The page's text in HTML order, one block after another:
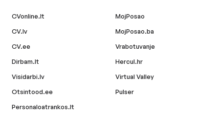
CVonline.lt
CV.lv
CV.ee
Dirbam.lt
Visidarbi.lv
Otsintood.ee
Personaloatrankos.lt
MojPosao
MojPosao.ba
Vrabotuvanje
Hercul.hr
Virtual Valley
Pulser